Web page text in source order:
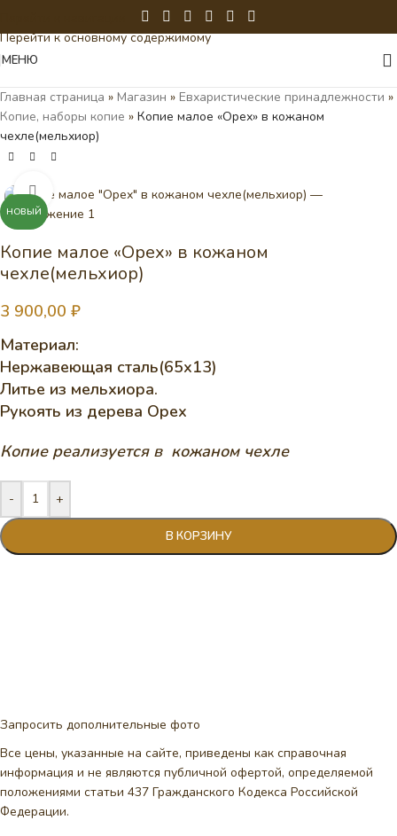
Перейти к основному содержимому
МЕНЮ
Главная страница » Магазин » Евхаристические принадлежности »
Копие, наборы копие » Копие малое «Орех» в кожаном
чехле(мельхиор)
НОВЫЙ
Нажмите, чтобы увеличить
Копие малое «Орех» в кожаном
чехле(мельхиор)
3 900,00 ₽
Материал:
Нержавеющая сталь(65х13)
Литье из мельхиора.
Рукоять из дерева Орех
Копие реализуется в кожаном чехле
- +
В КОРЗИНУ
Запросить дополнительные фото
Все цены, указанные на сайте, приведены как справочная
информация и не являются публичной офертой, определяемой
положениями статьи 437 Гражданского Кодекса Российской
Федерации.